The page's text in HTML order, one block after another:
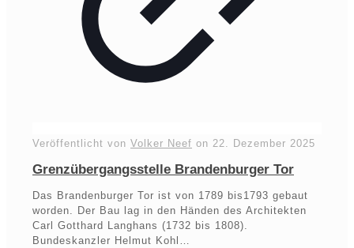
Veröffentlicht von Volker Neef on 22. Dezember 2025
Grenzübergangsstelle Brandenburger Tor
Das Brandenburger Tor ist von 1789 bis1793 gebaut
worden. Der Bau lag in den Händen des Architekten
Carl Gotthard Langhans (1732 bis 1808).
Bundeskanzler Helmut Kohl…